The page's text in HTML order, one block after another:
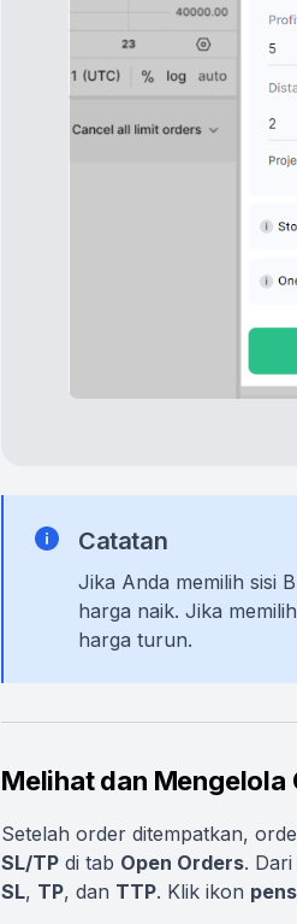
Catatan
Jika Anda memilih sisi
harga naik. Jika
harga turun.
Melihat dan Mengelola
Setelah order ditempatkan,
SL/TP di tab Open Orders.
SL, TP, dan TTP. Klik ikon